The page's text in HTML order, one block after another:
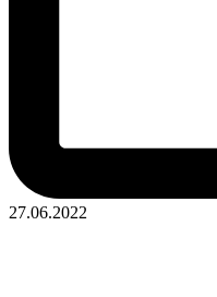
27.06.2022